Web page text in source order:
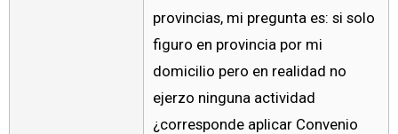
provincias, mi pregunta es: si solo
figuro en provincia por mi
domicilio pero en realidad no
ejerzo ninguna actividad
¿corresponde aplicar Convenio